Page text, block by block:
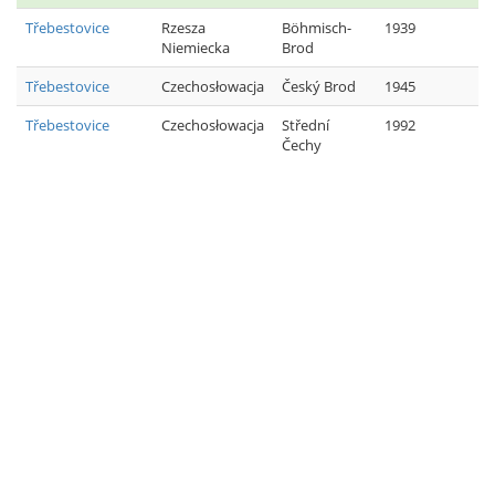
Třebestovice
Rzesza
Niemiecka
Böhmisch-
Brod
1939
Třebestovice Czechosłowacja Český Brod
1945
Třebestovice
Czechosłowacja
Střední
Čechy
1992